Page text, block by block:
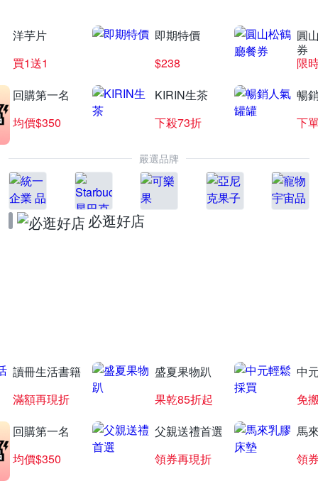
洋芋片
買1送1
即期特價
$238
圓
券
限
回購第一名
均價$350
KIRIN生茶
下殺73折
暢
下
嚴選品牌
必逛好店
讀冊生活書籍
滿額再現折
盛夏果物趴
果乾85折起
中
免
回購第一名
均價$350
父親送禮首選
領券再現折
馬
領